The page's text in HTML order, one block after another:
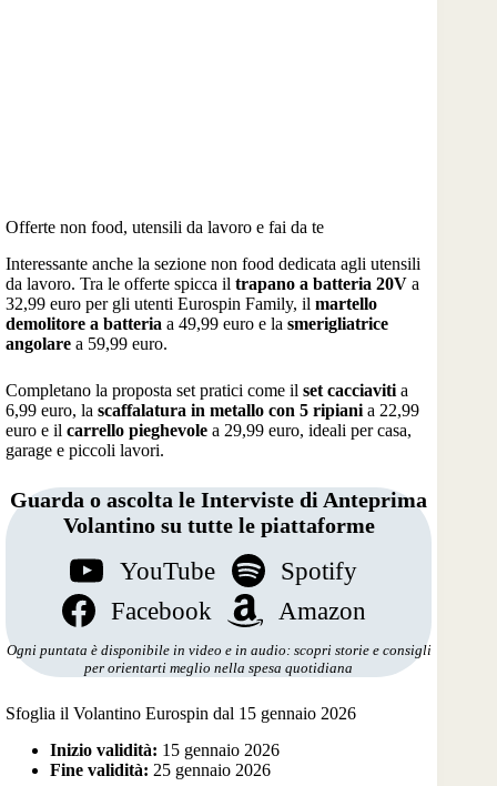
Offerte non food, utensili da lavoro e fai da te
Interessante anche la sezione non food dedicata agli utensili
da lavoro. Tra le offerte spicca il trapano a batteria 20V a
32,99 euro per gli utenti Eurospin Family, il martello
demolitore a batteria a 49,99 euro e la smerigliatrice
angolare a 59,99 euro.
Completano la proposta set pratici come il set cacciaviti a
6,99 euro, la scaffalatura in metallo con 5 ripiani a 22,99
euro e il carrello pieghevole a 29,99 euro, ideali per casa,
garage e piccoli lavori.
Guarda o ascolta le Interviste di Anteprima
Volantino su tutte le piattaforme
YouTube
Spotify
Facebook
Amazon
Ogni puntata è disponibile in video e in audio: scopri storie e consigli
per orientarti meglio nella spesa quotidiana
Sfoglia il Volantino Eurospin dal 15 gennaio 2026
Inizio validità: 15 gennaio 2026
Fine validità: 25 gennaio 2026